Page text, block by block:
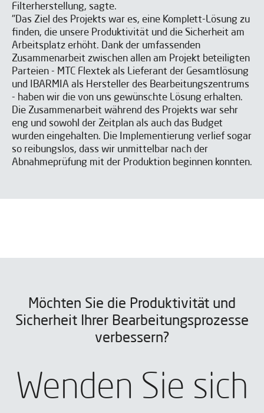
Filterherstellung, sagte.
"Das Ziel des Projekts war es, eine Komplett-Lösung zu
finden, die unsere Produktivität und die Sicherheit am
Arbeitsplatz erhöht. Dank der umfassenden
Zusammenarbeit zwischen allen am Projekt beteiligten
Parteien - MTC Flextek als Lieferant der Gesamtlösung
und IBARMIA als Hersteller des Bearbeitungszentrums
- haben wir die von uns gewünschte Lösung erhalten.
Die Zusammenarbeit während des Projekts war sehr
eng und sowohl der Zeitplan als auch das Budget
wurden eingehalten. Die Implementierung verlief sogar
so reibungslos, dass wir unmittelbar nach der
Abnahmeprüfung mit der Produktion beginnen konnten.
Möchten Sie die Produktivität und
Sicherheit Ihrer Bearbeitungsprozesse
verbessern?
Wenden Sie sich